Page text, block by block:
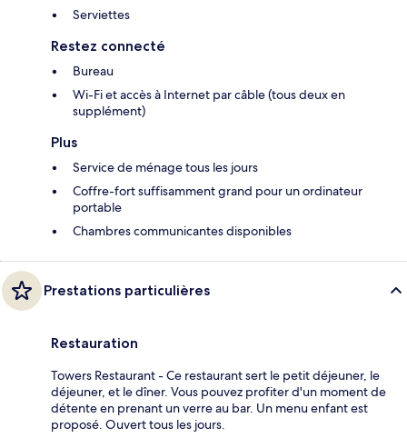
Serviettes
Restez connecté
Bureau
Wi-Fi et accès à Internet par câble (tous deux en
supplément)
Plus
Service de ménage tous les jours
Coffre-fort suffisamment grand pour un ordinateur
portable
Chambres communicantes disponibles
Prestations particulières
Restauration
Towers Restaurant - Ce restaurant sert le petit déjeuner, le
déjeuner, et le dîner. Vous pouvez profiter d'un moment de
détente en prenant un verre au bar. Un menu enfant est
proposé. Ouvert tous les jours.